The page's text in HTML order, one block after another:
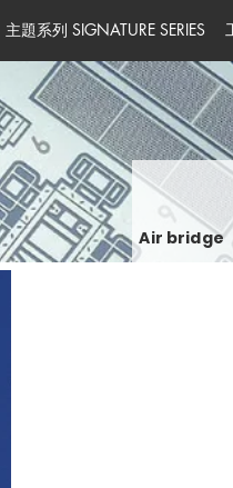
主題系列 SIGNATURE SERIES
Air bridge